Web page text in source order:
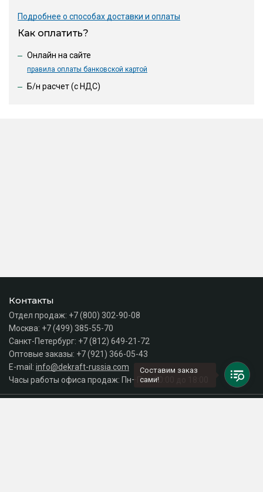
Подробнее о способах доставки и оплаты
Как оплатить?
Онлайн на сайте
правила оплаты банковской картой
Б/н расчет (c НДС)
Контакты
Отдел продаж: +7 (800) 302-90-08
Москва: +7 (499) 385-55-70
Санкт-Петербург: +7 (812) 649-21-72
Оптовые заказы: +7 (921) 366-05-43
E-mail: info@dekraft-russia.com
Часы работы офиса продаж: Пн–Пт с 10:00 до 18:00
Составим заказ
сами!